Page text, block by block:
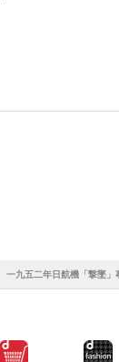
一九五二年日航機「撃墜」